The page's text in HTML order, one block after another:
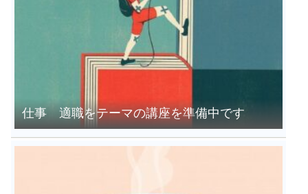
仕事 適職をテーマの講座を準備中です